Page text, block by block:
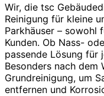
Wir, die tsc
Reinigung für kleine
Parkhäuser – sowohl
Kunden. Ob Nass-
passende Lösung für
Besonders nach dem
Grundreinigung, um
entfernen und